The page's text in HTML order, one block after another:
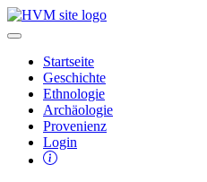
Startseite
Geschichte
Ethnologie
Archäologie
Provenienz
Login